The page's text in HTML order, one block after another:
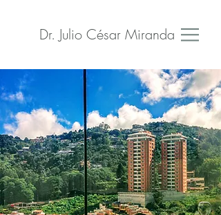
Dr. Julio César Miranda